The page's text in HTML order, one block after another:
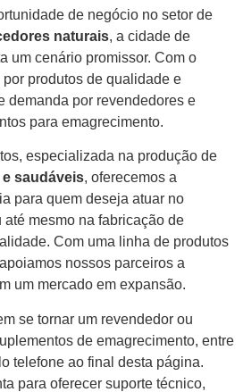
de negócio no setor de
naturais, a cidade de
um cenário promissor. Com o
produtos de qualidade e
demanda por revendedores e
para emagrecimento.
especializada na produção de
saudáveis, oferecemos a
para quem deseja atuar no
mesmo na fabricação de
Com uma linha de produtos
nossos parceiros a
um mercado em expansão.
se tornar um revendedor ou
de emagrecimento, entre
telefone ao final desta página.
para oferecer suporte técnico,